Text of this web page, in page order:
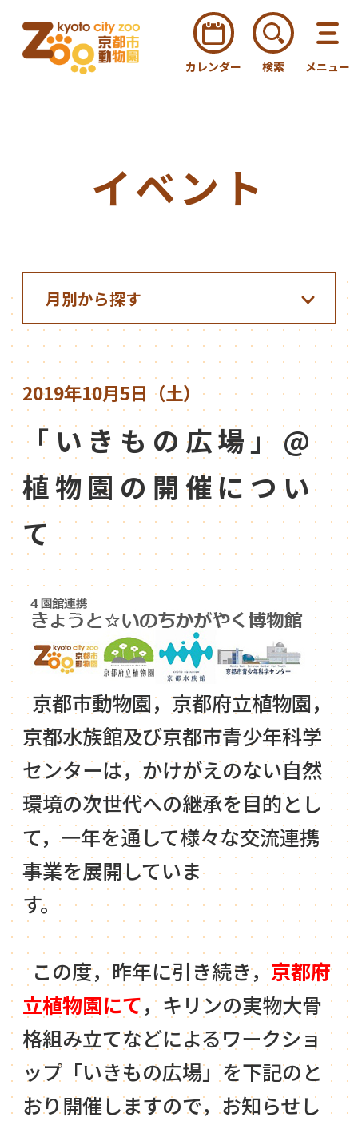
カレンダー 検索 メニュー
イベント
2019年10月5日（土）
「いきもの広場」@
植物園の開催につい
て
京都市動物園，京都府立植物園，
京都水族館及び京都市青少年科学
センターは，かけがえのない自然
環境の次世代への継承を目的とし
て，一年を通して様々な交流連携
事業を展開していま
す。
この度，昨年に引き続き，京都府
立植物園にて，キリンの実物大骨
格組み立てなどによるワークショ
ップ「いきもの広場」を下記のと
おり開催しますので，お知らせし